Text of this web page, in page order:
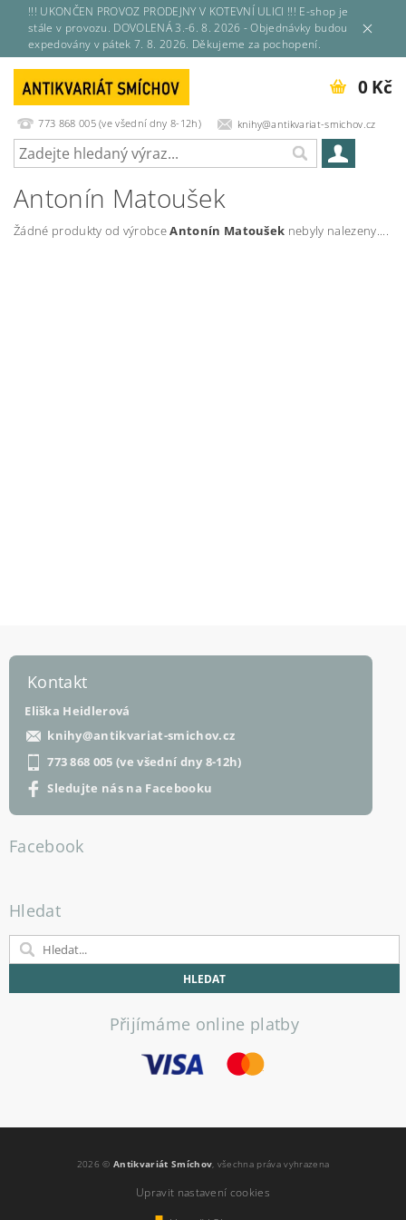
!!! UKONČEN PROVOZ PRODEJNY V KOTEVNÍ ULICI !!! E-shop je
stále v provozu. DOVOLENÁ 3.-6. 8. 2026 - Objednávky budou
expedovány v pátek 7. 8. 2026. Děkujeme za pochopení.
773 868 005 (ve všední dny 8-12h) knihy@antikvariat-smichov.cz
0 Kč
Antonín Matoušek
Žádné produkty od výrobceAntonín Matoušek nebyly nalezeny....
Kontakt
Eliška Heidlerová
knihy@antikvariat-smichov.cz
773 868 005 (ve všední dny 8-12h)
Sledujte nás na Facebooku
Facebook
Hledat
Přijímáme online platby
2026 ©Antikvariát Smíchov , všechna práva vyhrazena
Upravit nastavení cookies